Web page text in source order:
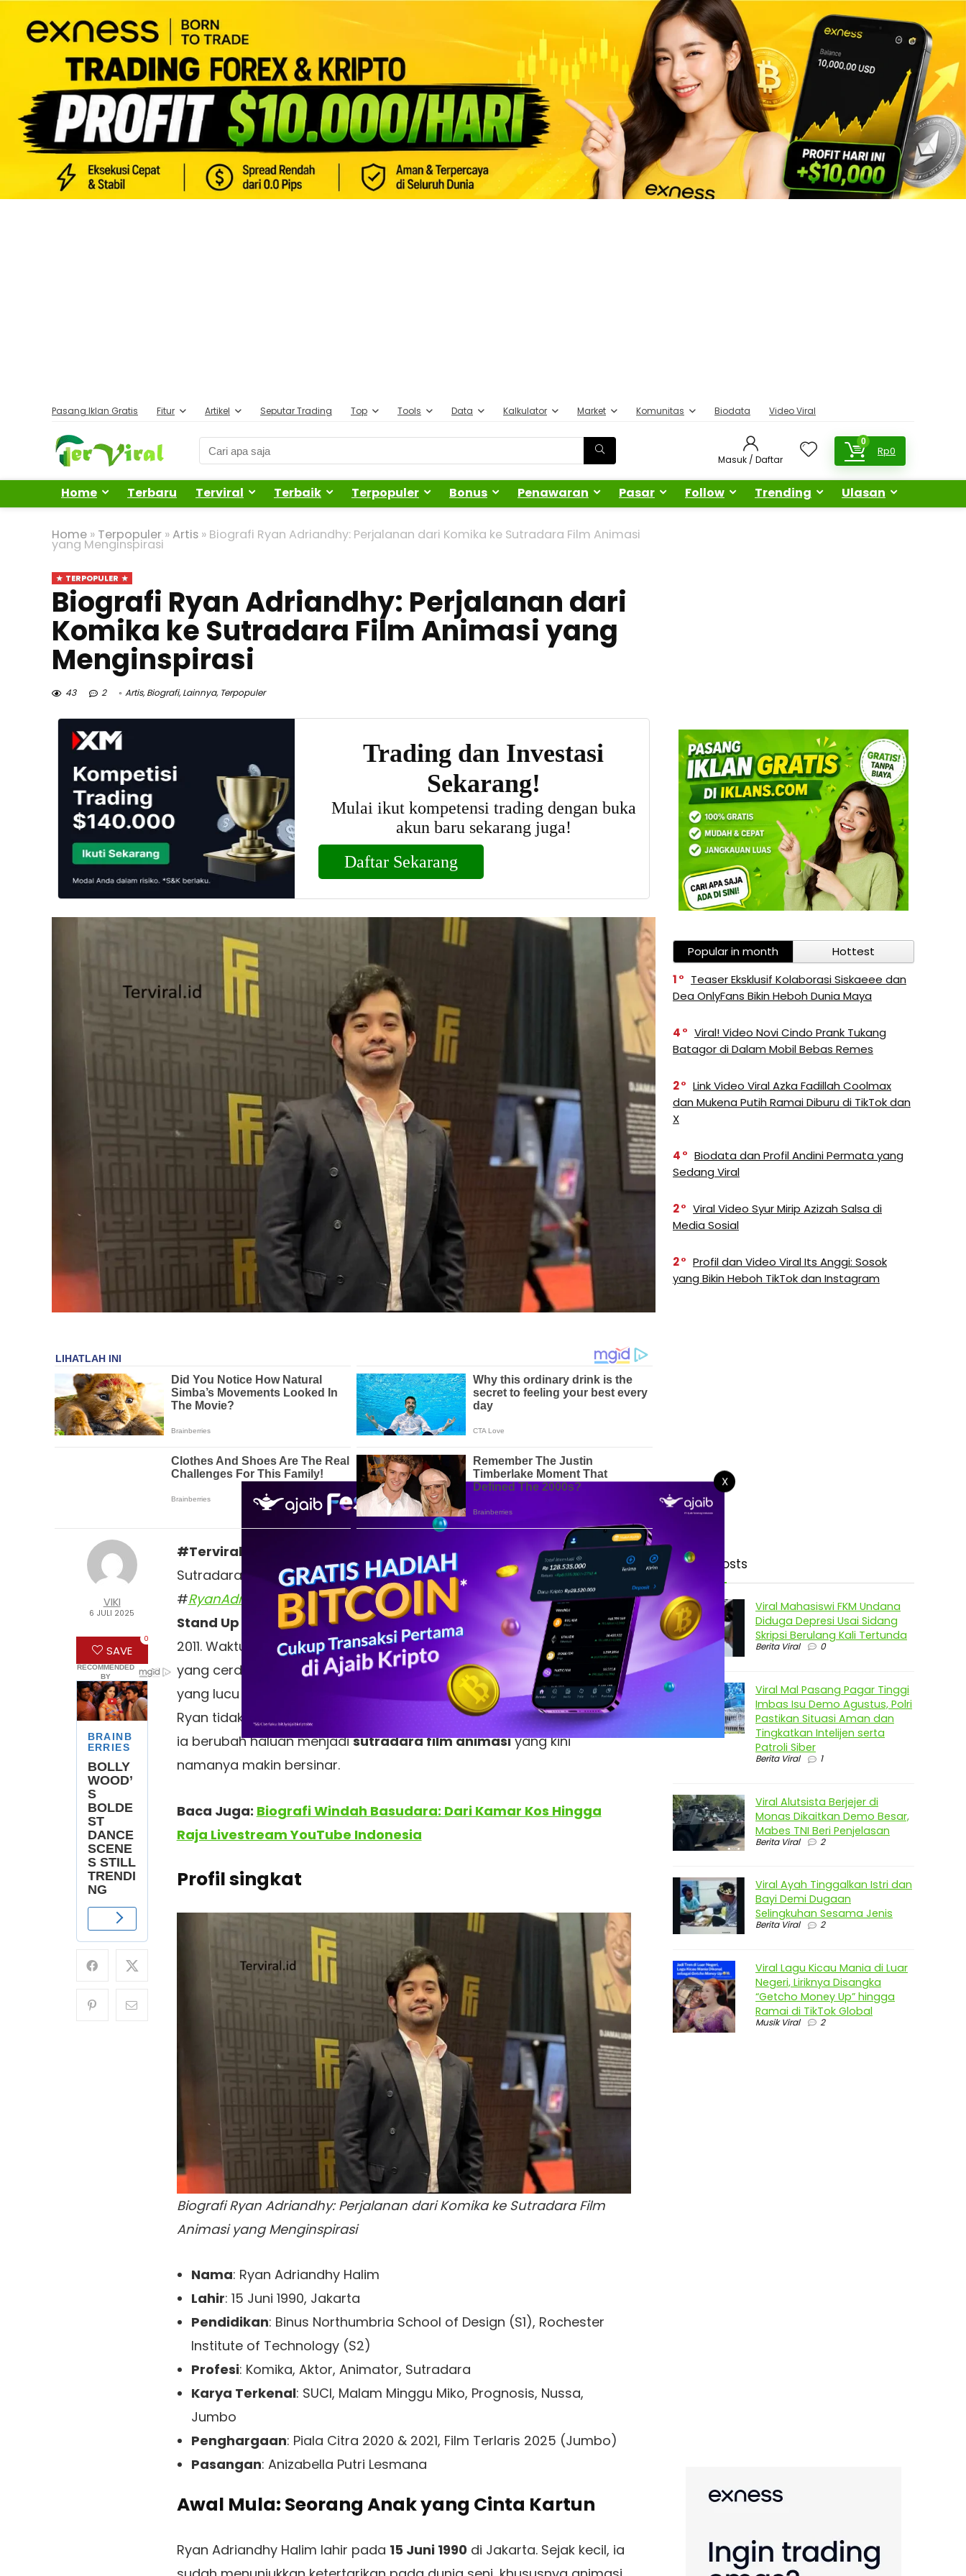
Pasang Iklan Gratis Fitur Artikel Seputar Trading Top Tools Data Kalkulator Market Komunitas Biodata Video Viral
Masuk / Daftar
0
Rp0
Home Terbaru Terviral Terbaik Terpopuler Bonus Penawaran Pasar Follow Trending Ulasan
Home » Terpopuler »Artis » Biografi Ryan Adriandhy: Perjalanan dari Komika ke Sutradara Film Animasi
yang Menginspirasi
TERPOPULER
Biografi Ryan Adriandhy: Perjalanan dari
Komika ke Sutradara Film Animasi yang
Menginspirasi
43 2 Artis,Biografi,Lainnya, Terpopuler
VIKI
6 JULI 2025
SAVE
0
#Terviral Ryan Adriandhy: Perjalanan dari #Komikake
Sutradara #
Film# Animasiyang Menginspirasi – Nama
#RyanAdriandhymungkin pertama kali dikenal publik lewat panggung
Stand Up Comedy Indonesia (SUCI)musim pertama pada tahun
2011. Waktu itu, ia berhasil mencuri perhatian dengan gaya komedinya
yang cerdas, sarkastik, dan kadang menyentil isu sosial dengan cara
yang lucu namun bermakna. Tapi siapa sangka, perjalanan hidup
Ryan tidak berhenti di panggung lawak semata. Dari seorang komika,
ia berubah haluan menjadisutradara film animasiyang kini
namanya makin bersinar.
Baca Juga: Biografi Windah Basudara: Dari Kamar Kos Hingga
Raja Livestream YouTube Indonesia
Profil singkat
Biografi Ryan Adriandhy: Perjalanan dari Komika ke Sutradara Film
Animasi yang Menginspirasi
Nama: Ryan Adriandhy Halim
Lahir: 15 Juni 1990, Jakarta
Pendidikan: Binus Northumbria School of Design (S1), Rochester
Institute of Technology (S2)
Profesi: Komika, Aktor, Animator, Sutradara
Karya Terkenal: SUCI, Malam Minggu Miko, Prognosis, Nussa,
Jumbo
Penghargaan: Piala Citra 2020 & 2021, Film Terlaris 2025 (Jumbo)
Pasangan: Anizabella Putri Lesmana
Awal Mula: Seorang Anak yang Cinta Kartun
Ryan Adriandhy Halim lahir pada 15 Juni 1990 di Jakarta. Sejak kecil, ia
Popular in month
Hottest
1
Teaser Eksklusif Kolaborasi Siskaeee dan
Dea OnlyFans Bikin Heboh Dunia Maya
4
Viral! Video Novi Cindo Prank Tukang
Batagor di Dalam Mobil Bebas Remes
2
Link Video Viral Azka Fadillah Coolmax
dan Mukena Putih Ramai Diburu di TikTok dan
X
4
Biodata dan Profil Andini Permata yang
Sedang Viral
2
Viral Video Syur Mirip Azizah Salsa di
Media Sosial
2
Profil dan Video Viral Its Anggi: Sosok
yang Bikin Heboh TikTok dan Instagram
Latest Posts
Viral Mahasiswi FKM Undana
Diduga Depresi Usai Sidang
Skripsi Berulang Kali Tertunda
Berita Viral 0
Viral Mal Pasang Pagar Tinggi
Imbas Isu Demo Agustus, Polri
Pastikan Situasi Aman dan
Tingkatkan Intelijen serta
Patroli Siber
Berita Viral 1
Viral Alutsista Berjejer di
Monas Dikaitkan Demo Besar,
Mabes TNI Beri Penjelasan
Berita Viral 2
Viral Ayah Tinggalkan Istri dan
Bayi Demi Dugaan
Selingkuhan Sesama Jenis
Berita Viral 2
Viral Lagu Kicau Mania di Luar
Negeri, Liriknya Disangka
“Getcho Money Up” hingga
Ramai di TikTok Global
Musik Viral 2
X